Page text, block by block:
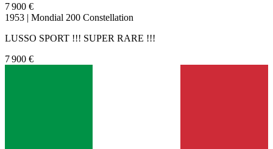
7 900 €
1953 | Mondial 200 Constellation
LUSSO SPORT !!! SUPER RARE !!!
7 900 €